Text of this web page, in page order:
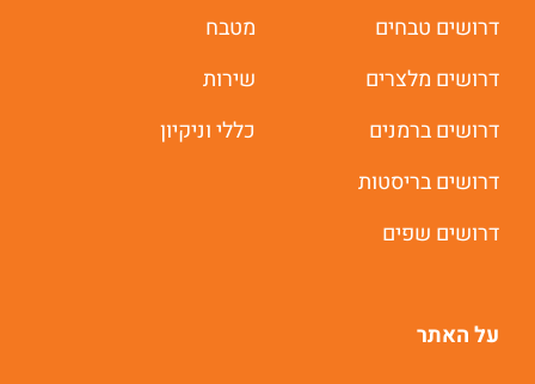
דרושים טבחים
דרושים מלצרים
דרושים ברמנים
דרושים בריסטות
דרושים שפים
מטבח
שירות
כללי וניקיון
על האתר